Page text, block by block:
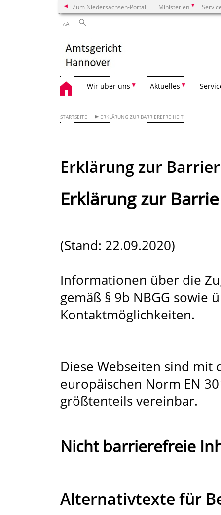
Zum Niedersachsen-Portal Ministerien
AA
Wir über uns Aktuelles
STARTSEITE ERKLÄRUNG ZUR BARRIEREFREIHEIT
Erklärung zur
Erklärung zur
(Stand: 22.09.2020)
Informationen über die
gemäß § 9b NBGG sowie
Kontaktmöglichkeiten.
Diese Webseiten sind
europäischen Norm EN
größtenteils vereinbar.
Nicht barrierefreie
Alternativtexte für